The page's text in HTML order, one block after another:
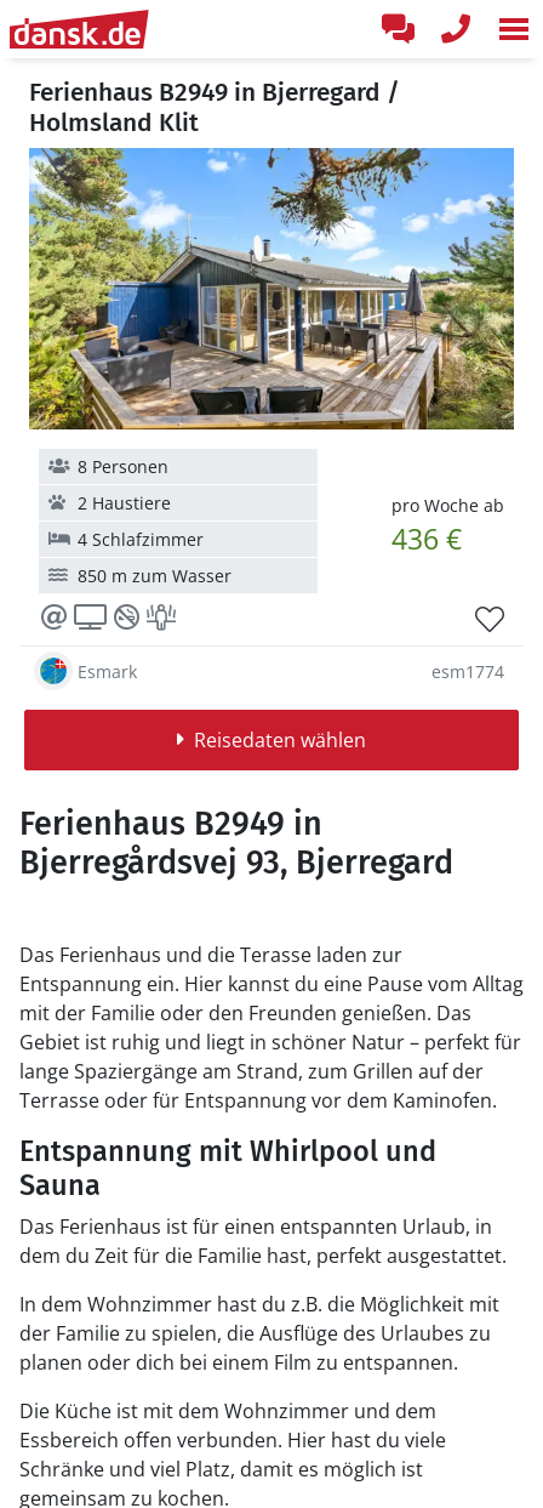
Ferienhaus B2949 in Bjerregard /
Holmsland Klit
pro Woche ab
436 €
8 Personen
2 Haustiere
4 Schlafzimmer
850 m zum Wasser
Esmark esm1774
Reisedaten wählen
Ferienhaus B2949 in
Bjerregårdsvej 93, Bjerregard
Das Ferienhaus und die Terasse laden zur
Entspannung ein. Hier kannst du eine Pause vom Alltag
mit der Familie oder den Freunden genießen. Das
Gebiet ist ruhig und liegt in schöner Natur – perfekt für
lange Spaziergänge am Strand, zum Grillen auf der
Terrasse oder für Entspannung vor dem Kaminofen.
Entspannung mit Whirlpool und
Sauna
Das Ferienhaus ist für einen entspannten Urlaub, in
dem du Zeit für die Familie hast, perfekt ausgestattet.
In dem Wohnzimmer hast du z.B. die Möglichkeit mit
der Familie zu spielen, die Ausflüge des Urlaubes zu
planen oder dich bei einem Film zu entspannen.
Die Küche ist mit dem Wohnzimmer und dem
Essbereich offen verbunden. Hier hast du viele
Schränke und viel Platz, damit es möglich ist
gemeinsam zu kochen.